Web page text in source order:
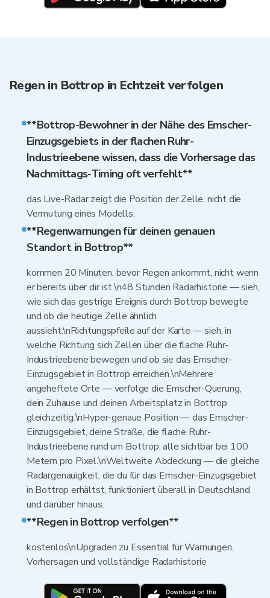
Regen in Bottrop in Echtzeit verfolgen
**Bottrop-Bewohner in der Nähe des Emscher-
Einzugsgebiets in der flachen Ruhr-
Industrieebene wissen, dass die Vorhersage das
Nachmittags-Timing oft verfehlt**
das Live-Radar zeigt die Position der Zelle, nicht die
Vermutung eines Modells.
**Regenwarnungen für deinen genauen
Standort in Bottrop**
kommen 20 Minuten, bevor Regen ankommt, nicht wenn
er bereits über dir ist.\n48 Stunden Radarhistorie — sieh,
wie sich das gestrige Ereignis durch Bottrop bewegte
und ob die heutige Zelle ähnlich
aussieht.\nRichtungspfeile auf der Karte — sieh, in
welche Richtung sich Zellen über die flache Ruhr-
Industrieebene bewegen und ob sie das Emscher-
Einzugsgebiet in Bottrop erreichen.\nMehrere
angeheftete Orte — verfolge die Emscher-Querung,
dein Zuhause und deinen Arbeitsplatz in Bottrop
gleichzeitig.\nHyper-genaue Position — das Emscher-
Einzugsgebiet, deine Straße, die flache Ruhr-
Industrieebene rund um Bottrop: alle sichtbar bei 100
Metern pro Pixel.\nWeltweite Abdeckung — die gleiche
Radargenauigkeit, die du für das Emscher-Einzugsgebiet
in Bottrop erhältst, funktioniert überall in Deutschland
und darüber hinaus.
**Regen in Bottrop verfolgen**
kostenlos\nUpgraden zu Essential für Warnungen,
Vorhersagen und vollständige Radarhistorie